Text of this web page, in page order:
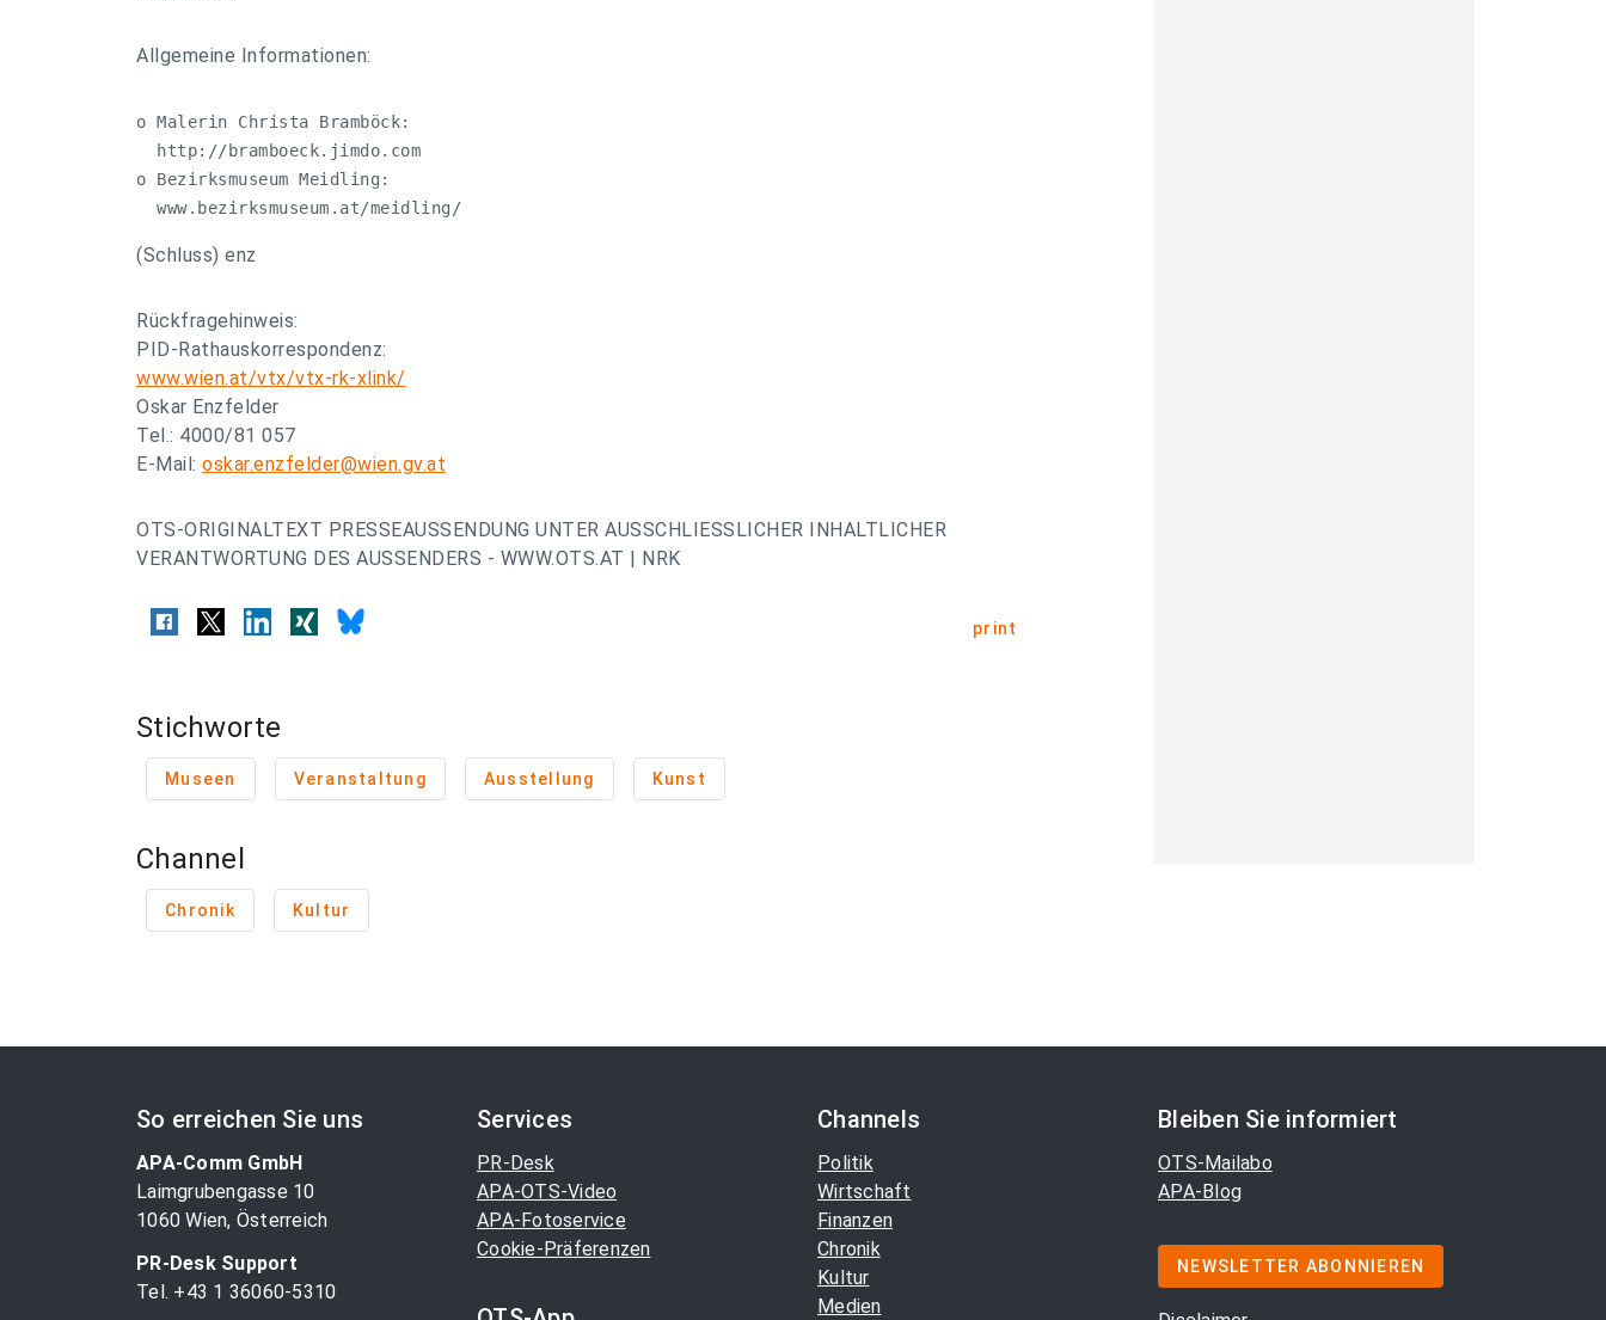
Allgemeine Informationen:
o Malerin Christa Bramböck:
  http://bramboeck.jimdo.com
o Bezirksmuseum Meidling:
  www.bezirksmuseum.at/meidling/
(Schluss) enz
Rückfragehinweis:
PID-Rathauskorrespondenz:
www.wien.at/vtx/vtx-rk-xlink/
Oskar Enzfelder
Tel.: 4000/81 057
E-Mail: oskar.enzfelder@wien.gv.at
OTS-ORIGINALTEXT PRESSEAUSSENDUNG UNTER AUSSCHLIESSLICHER INHALTLICHER
VERANTWORTUNG DES AUSSENDERS - WWW.OTS.AT | NRK
print
Stichworte
Museen Veranstaltung Ausstellung Kunst
Channel
Chronik Kultur
So erreichen Sie uns
APA-Comm GmbH
Laimgrubengasse 10
1060 Wien, Österreich
PR-Desk Support
Tel. +43 1 36060-5310
Services
PR-Desk
APA-OTS-Video
APA-Fotoservice
Cookie-Präferenzen
Channels
Politik
Wirtschaft
Finanzen
Chronik
Kultur
Medien
Bleiben Sie informiert
OTS-Mailabo
APA-Blog
NEWSLETTER ABONNIEREN